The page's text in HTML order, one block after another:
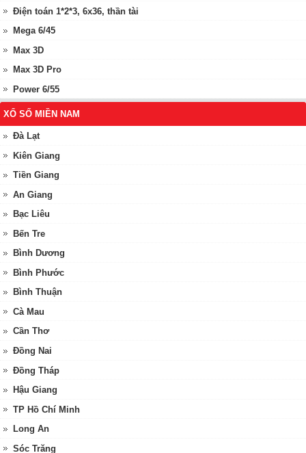
Điện toán 1*2*3, 6x36, thần tài
Mega 6/45
Max 3D
Max 3D Pro
Power 6/55
XỔ SỐ MIỀN NAM
Đà Lạt
Kiên Giang
Tiền Giang
An Giang
Bạc Liêu
Bến Tre
Bình Dương
Bình Phước
Bình Thuận
Cà Mau
Cần Thơ
Đồng Nai
Đồng Tháp
Hậu Giang
TP Hồ Chí Minh
Long An
Sóc Trăng